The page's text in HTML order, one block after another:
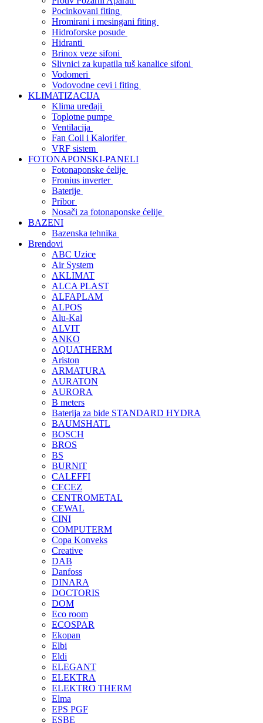
Pocinkovani fiting
Hromirani i mesingani fiting
Hidroforske posude
Hidranti
Brinox veze sifoni
Slivnici za kupatila tuš kanalice sifoni
Vodomeri
Vodovodne cevi i fiting
KLIMATIZACIJA
Klima uređaji
Toplotne pumpe
Ventilacija
Fan Coil i Kalorifer
VRF sistem
FOTONAPONSKI-PANELI
Fotonaponske ćelije
Fronius inverter
Baterije
Pribor
Nosači za fotonaponske ćelije
BAZENI
Bazenska tehnika
Brendovi
ABC Uzice
Air System
AKLIMAT
ALCA PLAST
ALFAPLAM
ALPOS
Alu-Kal
ALVIT
ANKO
AQUATHERM
Ariston
ARMATURA
AURATON
AURORA
B meters
Baterija za bide STANDARD HYDRA
BAUMSHATL
BOSCH
BROS
BS
BURNiT
CALEFFI
CECEZ
CENTROMETAL
CEWAL
CINI
COMPUTERM
Copa Konveks
Creative
DAB
Danfoss
DINARA
DOCTORIS
DOM
Eco room
ECOSPAR
Ekopan
Elbi
Eldi
ELEGANT
ELEKTRA
ELEKTRO THERM
Elma
EPS PGF
ESBE